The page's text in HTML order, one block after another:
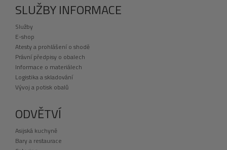
SLUŽBY INFORMACE
Služby
E-shop
Atesty a prohlášení o shodě
Právní předpisy o obalech
Informace o materiálech
Logistika a skladování
Vývoj a potisk obalů
ODVĚTVÍ
Asijská kuchyně
Bary a restaurace